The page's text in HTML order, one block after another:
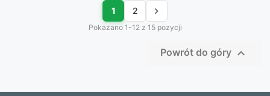
1 2 
Pokazano 1-12 z 15 pozycji
Powrót do góry 